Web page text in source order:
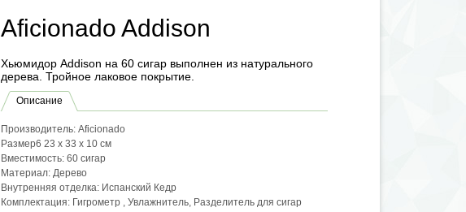
Aficionado Addison
Хьюмидор Addison на 60 сигар выполнен из натурального
дерева. Тройное лаковое покрытие.
Описание
Производитель: Aficionado
Размер6 23 x 33 x 10 см
Вместимость: 60 сигар
Материал: Дерево
Внутренняя отделка: Испанский Кедр
Комплектация: Гигрометр , Увлажнитель, Разделитель для сигар